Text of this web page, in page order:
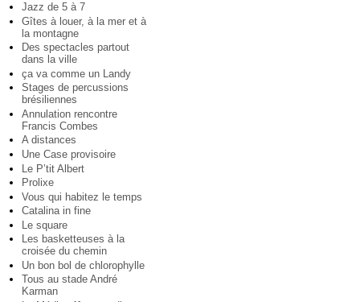
Jazz de 5 à 7
Gîtes à louer, à la mer et à
la montagne
Des spectacles partout
dans la ville
ça va comme un Landy
Stages de percussions
brésiliennes
Annulation rencontre
Francis Combes
A distances
Une Case provisoire
Le P’tit Albert
Prolixe
Vous qui habitez le temps
Catalina in fine
Le square
Les basketteuses à la
croisée du chemin
Un bon bol de chlorophylle
Tous au stade André
Karman